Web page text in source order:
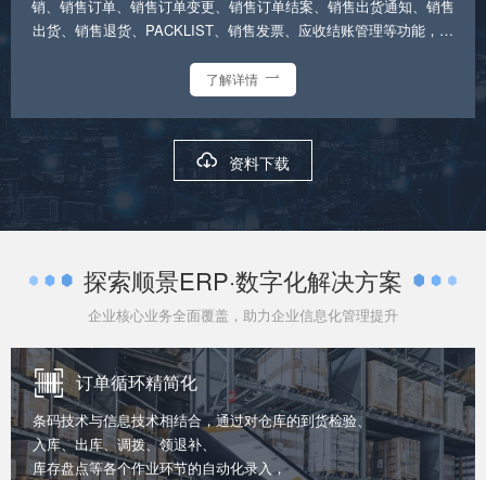
销、销售订单、销售订单变更、销售订单结案、销售出货通知、销售
出货、销售退货、PACKLIST、销售发票、应收结账管理等功能，以
了解详情 
 资料下载
探索顺景ERP·数字化解决方案
企业核心业务全面覆盖，助力企业信息化管理提升
订单循环精简化
条码技术与信息技术相结合，通过对仓库的到货检验、
入库、出库、调拨、领退补、
库存盘点等各个作业环节的自动化录入，